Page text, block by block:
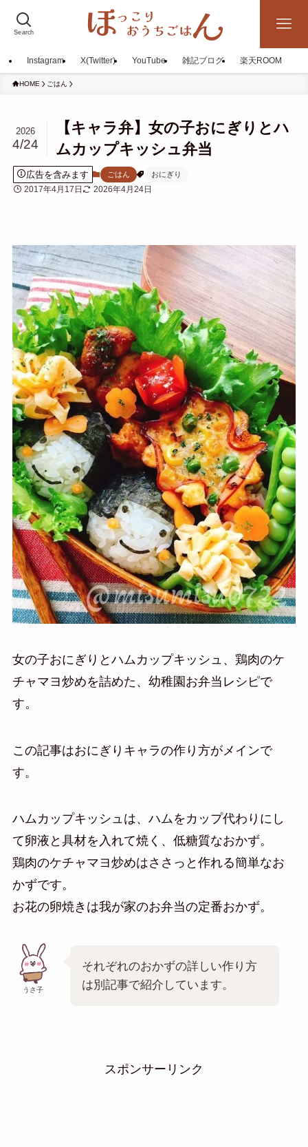
Search
Instagram X(Twitter) YouTube 雑記ブログ 楽天ROOM
HOME ごはん
【キャラ弁】女の子おにぎりとハ
ムカップキッシュ弁当
2026
4/24
広告を含みます ごはん おにぎり
2017年4月17日 2026年4月24日
女の子おにぎりとハムカップキッシュ、鶏肉のケ
チャマヨ炒めを詰めた、幼稚園お弁当レシピで
す。
この記事はおにぎりキャラの作り方がメインで
す。
ハムカップキッシュは、ハムをカップ代わりにし
て卵液と具材を入れて焼く、低糖質なおかず。
鶏肉のケチャマヨ炒めはささっと作れる簡単なお
かずです。
お花の卵焼きは我が家のお弁当の定番おかず。
うさ子
それぞれのおかずの詳しい作り方
は別記事で紹介しています。
スポンサーリンク